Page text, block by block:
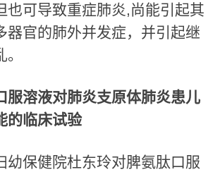
也可导致重症肺炎,尚能引起其
器官的肺外并发症，并引起继
服溶液对肺炎支原体肺炎患儿
的临床试验
幼保健院杜东玲对脾氨肽口服